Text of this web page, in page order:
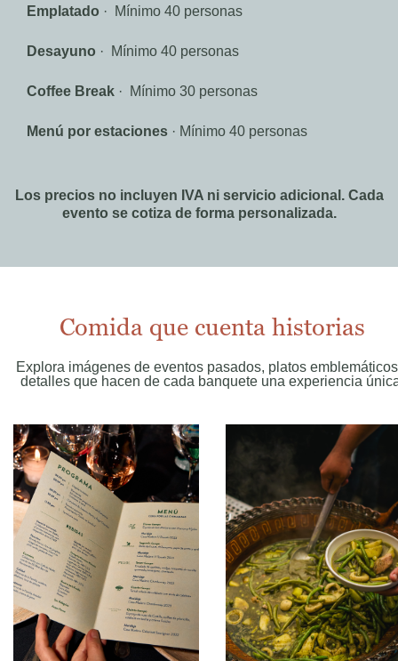
Emplatado · Mínimo 40 personas
Desayuno · Mínimo 40 personas
Coffee Break · Mínimo 30 personas
Menú por estaciones · Mínimo 40 personas
Los precios no incluyen IVA ni servicio adicional. Cada
evento se cotiza de forma personalizada.
Comida que cuenta historias
Explora imágenes de eventos pasados, platos
detalles que hacen de cada banquete una experiencia